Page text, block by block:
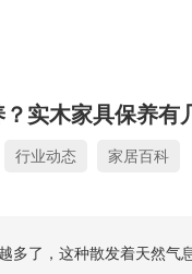
实木家具保养有
行业动态 家居百科
多了，这种散发着天然